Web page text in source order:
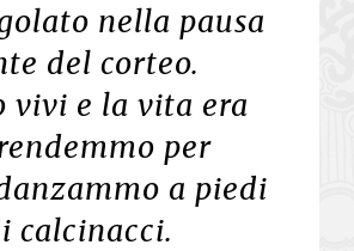
nella pausa
del corteo.
vivi e la vita era
per
a piedi
calcinacci.